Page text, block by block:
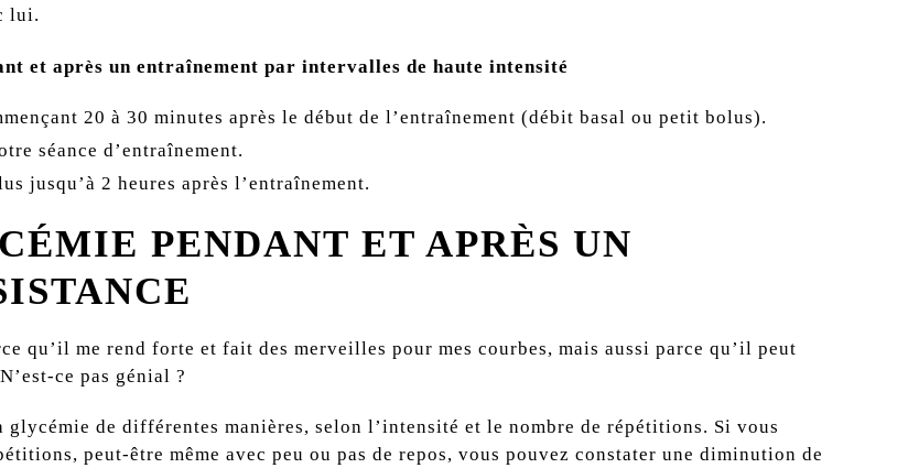
lui.
et après un entraînement par intervalles de haute intensité
20 à 30 minutes après le début de l’entraînement (débit basal ou petit bolus).
séance d’entraînement.
jusqu’à 2 heures après l’entraînement.
PENDANT ET APRÈS UN
qu’il me rend forte et fait des merveilles pour mes courbes, mais aussi parce qu’il peut
ce pas génial ?
de différentes manières, selon l’intensité et le nombre de répétitions. Si vous
peut-être même avec peu ou pas de repos, vous pouvez constater une diminution de